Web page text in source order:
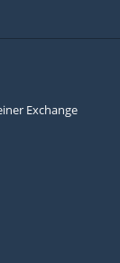
Exchange